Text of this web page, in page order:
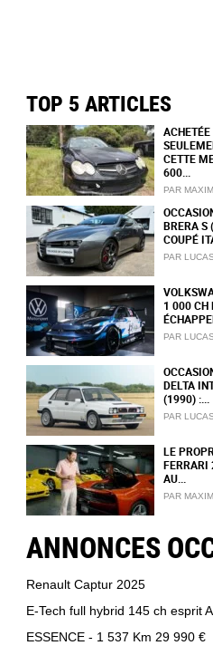
TOP 5 ARTICLES
ACHETÉE
CETTE
600...
PAR
BRERA S
COUPÉ
PAR
1 000 CH
PAR
DELTA
(1990) :...
PAR
LE
FERRARI
AU...
PAR
ANNONCES
Renault Captur 2025
E-Tech full hybrid 145 ch esprit
ESSENCE - 1 537 Km 29 990 €